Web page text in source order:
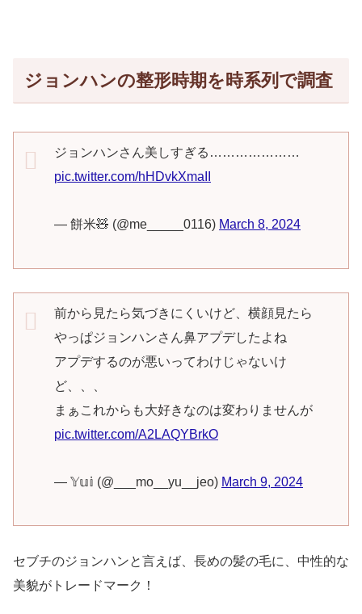
ジョンハンの整形時期を時系列で調査
ジョンハンさん美しすぎる…………………
pic.twitter.com/hHDvkXmaII
— 餅米🧸 (@me_____0116) March 8, 2024
前から見たら気づきにくいけど、横顔見たら
やっぱジョンハンさん鼻アプデしたよね
アプデするのが悪いってわけじゃないけ
ど、、、
まぁこれからも大好きなのは変わりませんが
pic.twitter.com/A2LAQYBrkO
— 𝕐𝕦𝕚 (@___mo__yu__jeo) March 9, 2024
セブチのジョンハンと言えば、長めの髪の毛に、中性的な
美貌がトレードマーク！